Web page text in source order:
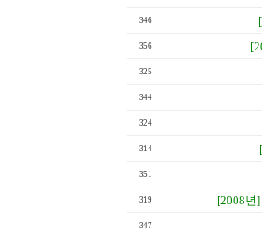
346
356
325
344
324
314
351
319 [2008년]
347